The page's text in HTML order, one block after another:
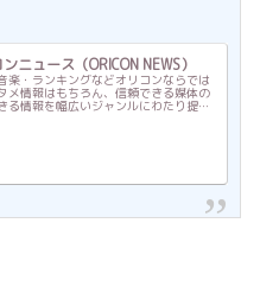
ニュース（ORICON NEWS）
楽・ランキングなどオリコンならでは
メ情報はもちろん、信頼できる媒体の
る情報を幅広いジャンルにわたり提供